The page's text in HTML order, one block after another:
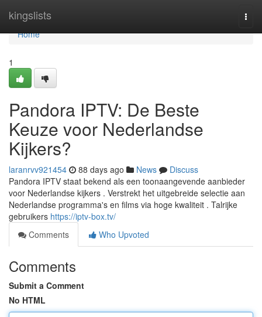
kingslists
Home
Home
1
Pandora IPTV: De Beste
Keuze voor Nederlandse
Kijkers?
laranrvv921454 88 days ago News
Discuss
Pandora IPTV staat bekend als een toonaangevende aanbieder
voor Nederlandse kijkers . Verstrekt het uitgebreide selectie aan
Nederlandse programma's en films via hoge kwaliteit . Talrijke
gebruikers https://iptv-box.tv/
Comments
Who Upvoted
Comments
Submit a Comment
No HTML